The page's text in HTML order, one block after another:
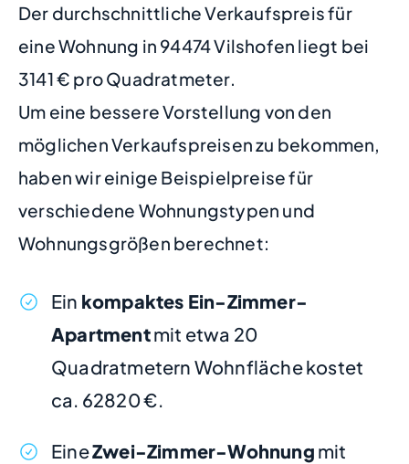
Der durchschnittliche Verkaufspreis für
eine Wohnung in 94474 Vilshofen liegt bei
3141 € pro Quadratmeter.
Um eine bessere Vorstellung von den
möglichen Verkaufspreisen zu bekommen,
haben wir einige Beispielpreise für
verschiedene Wohnungstypen und
Wohnungsgrößen berechnet:
Ein kompaktes Ein-Zimmer-
Apartmentmit etwa 20
Quadratmetern Wohnfläche kostet
ca. 62820 €.
EineZwei-Zimmer-Wohnung mit